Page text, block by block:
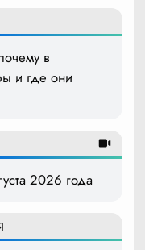
в
и где они
2026 года